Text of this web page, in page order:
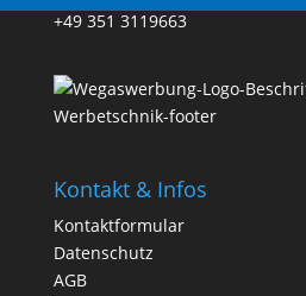
+49 351 3119663
Kontakt & Infos
Kontaktformular
Datenschutz
AGB